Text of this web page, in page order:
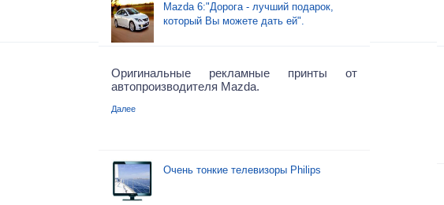
Mazda 6:"Дорога - лучший подарок,
который Вы можете дать ей".
Оригинальные рекламные принты от
автопроизводителя Mazda.
Далее
Очень тонкие телевизоры Philips